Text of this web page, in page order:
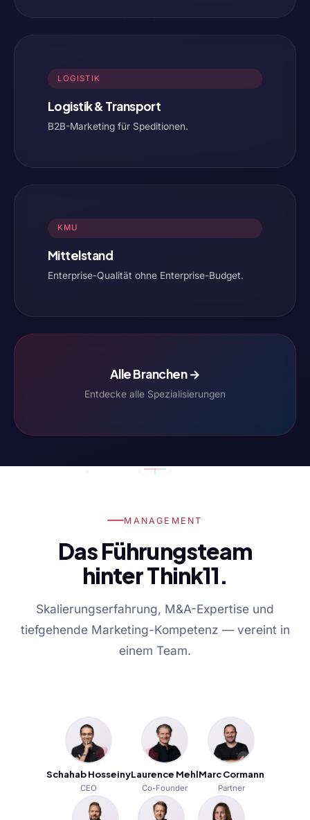
LOGISTIK
Logistik & Transport
B2B-Marketing für Speditionen.
KMU
Mittelstand
Enterprise-Qualität ohne Enterprise-Budget.
Alle Branchen →
Entdecke alle Spezialisierungen
MANAGEMENT
Das Führungsteam
hinter Think11.
Skalierungserfahrung, M&A-Expertise und
tiefgehende Marketing-Kompetenz — vereint in
einem Team.
Schahab Hosseiny
CEO
Laurence Mehl
Co-Founder
Marc Cormann
Partner